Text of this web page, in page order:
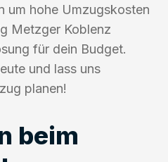
um hohe Umzugskosten
Metzger Koblenz
für dein Budget.
und lass uns
planen!
beim